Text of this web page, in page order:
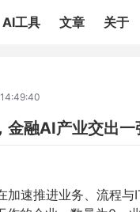
AI工具 文章 关于
金融AI产业交出
加速推进业务、流程